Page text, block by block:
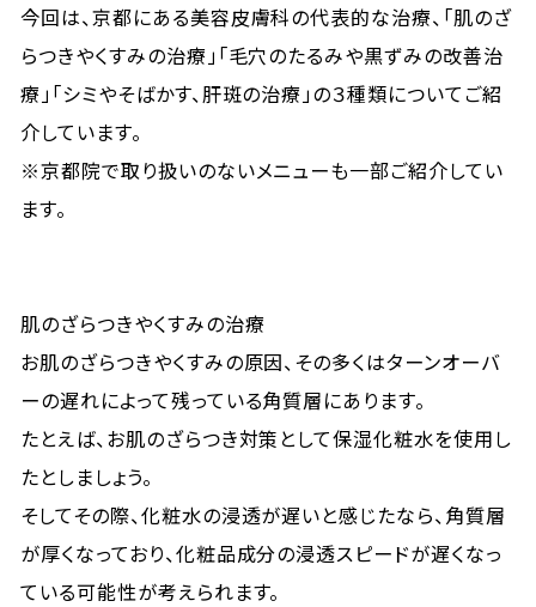
今回は、京都にある美容皮膚科の代表的な治療、「肌のざ
らつきやくすみの治療」「毛穴のたるみや黒ずみの改善治
療」「シミやそばかす、肝斑の治療」の３種類についてご紹
介しています。
※京都院で取り扱いのないメニューも一部ご紹介してい
ます。
肌のざらつきやくすみの治療
お肌のざらつきやくすみの原因、その多くはターンオーバ
ーの遅れによって残っている角質層にあります。
たとえば、お肌のざらつき対策として保湿化粧水を使用し
たとしましょう。
そしてその際、化粧水の浸透が遅いと感じたなら、角質層
が厚くなっており、化粧品成分の浸透スピードが遅くなっ
ている可能性が考えられます。